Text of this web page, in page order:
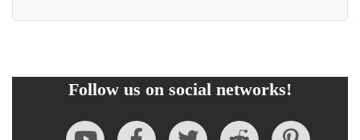
Follow us on social networks!